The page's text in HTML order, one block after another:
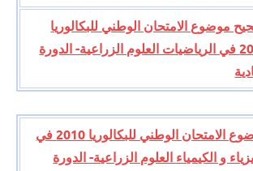
موضوع الامتحان الوطني للبكالوريا
2010 في الرياضيات العلوم الزراعية- الدورة
موضوع الامتحان الوطني للبكالوريا 2010 في
و الكيمياء العلوم الزراعية- الدورة